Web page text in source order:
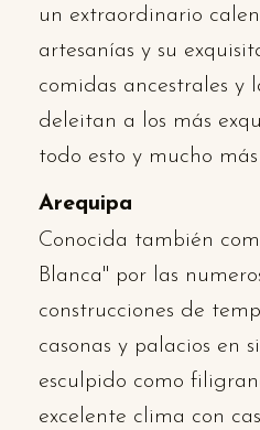
un extraordinario
artesanías y su
comidas ancestrales y
deleitan a los más
todo esto y mucho más
Arequipa
Conocida también
Blanca" por las
construcciones de
casonas y palacios en
esculpido como
excelente clima con